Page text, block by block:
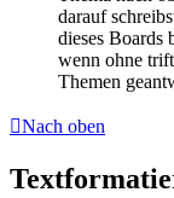
darauf
dieses Boards
wenn ohne
Themen
Nach oben